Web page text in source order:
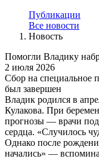
Публикации
Все новости
Новость
Помогли Владику
2 июля 2026
Сбор на специальное
был завершен
Владик родился в
Кулакова. При
прогнозы — врачи
сердца. «Случилось
Однако после
начались» —